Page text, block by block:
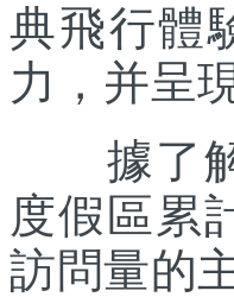
典飛行體
力，并呈
據了解
度假區累
訪問量的